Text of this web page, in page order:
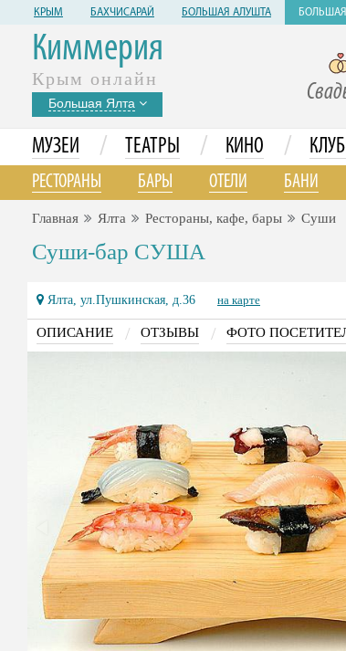
КРЫМ БАХЧИСАРАЙ БОЛЬШАЯ АЛУШТА
Киммерия
Крым онлайн
Большая Ялта
МУЗЕИ / ТЕАТРЫ / КИНО /
РЕСТОРАНЫ БАРЫ ОТЕЛИ БАНИ
Главная Ялта Рестораны, кафе, бары Суши
Суши-бар СУША
Ялта, ул.Пушкинская, д.36 на карте
ОПИСАНИЕ / ОТЗЫВЫ / ФОТО